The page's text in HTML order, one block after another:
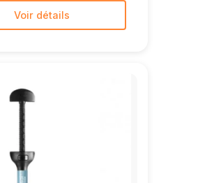
Voir détails